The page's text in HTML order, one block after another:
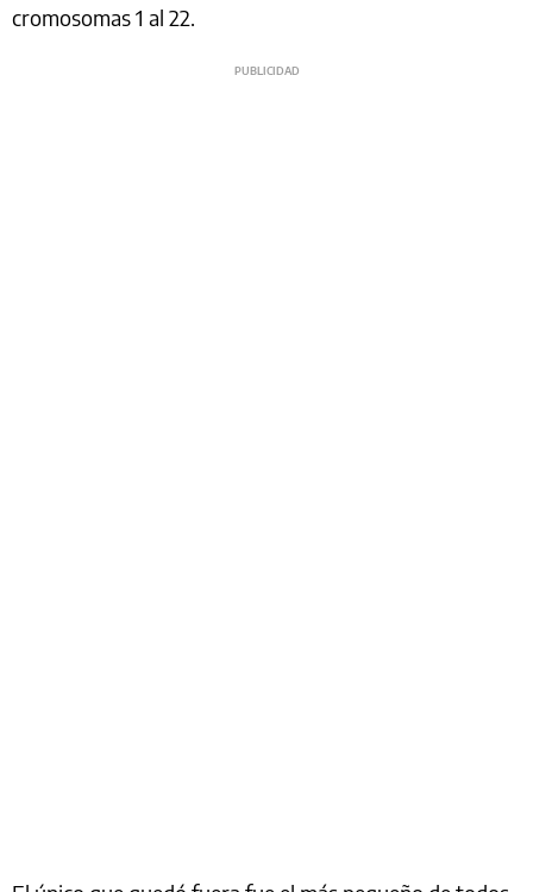
cromosomas 1 al 22.